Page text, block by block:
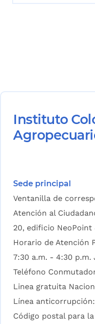
Instituto
Sede principal
Ventanilla de
Atención al
20, edificio NeoPoint
Horario de Atención
7:30 a.m. - 4:30 p.m.
Teléfono
Linea gratuita
Línea
Código postal para